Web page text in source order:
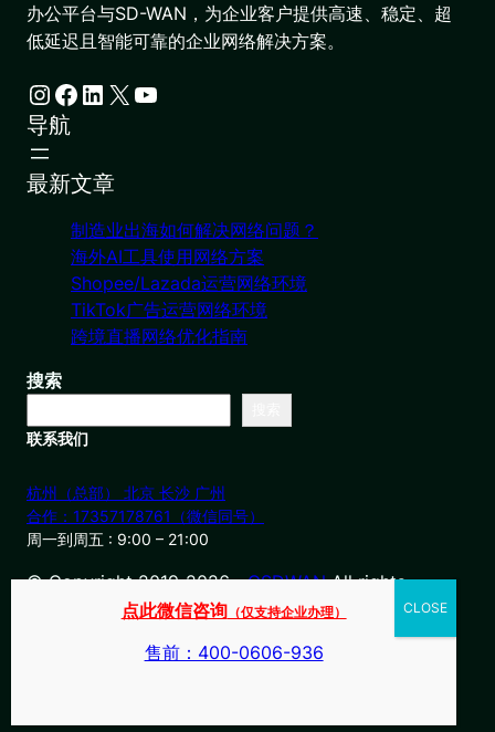
办公平台与SD-WAN，为企业客户提供高速、稳定、超
低延迟且智能可靠的企业网络解决方案。
Instagram Facebook LinkedIn X YouTube
导航
最新文章
制造业出海如何解决网络问题？
海外AI工具使用网络方案
Shopee/Lazada运营网络环境
TikTok广告运营网络环境
跨境直播网络优化指南
搜索
联系我们
杭州（总部） 北京 长沙 广州
合作：17357178761（微信同号）
周一到周五 : 9:00 – 21:00
© Copyright 2019-2026・OSDWANAll rights
点此微信咨询 （仅支持企业办理）
售前：400-0606-936